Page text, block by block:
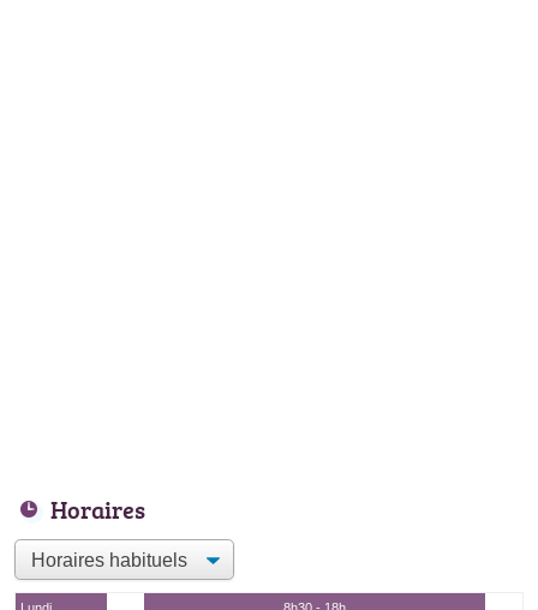
Horaires
Lundi
8h30 - 18h